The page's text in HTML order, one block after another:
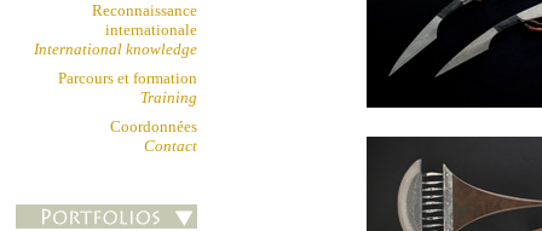
Reconnaissance
internationale
International knowledge
Parcours et formation
Training
Coordonnées
Contact